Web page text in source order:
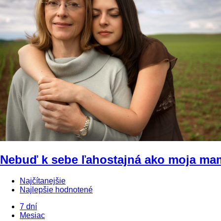
Nebuď k sebe ľahostajná ako moja
Najčítanejšie
Najlepšie hodnotené
7 dní
Mesiac